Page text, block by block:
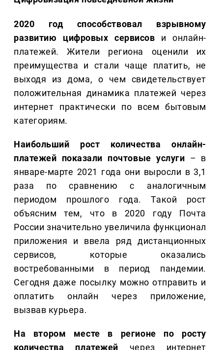
2020 год способствовал взрывному
развитию цифровых сервисов и онлайн-
платежей. Жители региона оценили их
преимущества и стали чаще платить, не
выходя из дома, о чем свидетельствует
положительная динамика платежей через
интернет практически по всем бытовым
категориям.
Наибольший рост количества онлайн-
платежей показали почтовые услуги – в
январе-марте 2021 года они выросли в 3,1
раза по сравнению с аналогичным
периодом прошлого года. Такой рост
объясним тем, что в 2020 году Почта
России значительно увеличила функционал
приложения и ввела ряд дистанционных
сервисов, которые оказались
востребованными в период пандемии.
Сегодня даже посылку можно отправить и
оплатить онлайн через приложение,
вызвав курьера.
На втором месте в регионе по росту
количества платежей через интернет